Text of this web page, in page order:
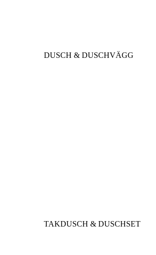
DUSCH & DUSCHVÄGG
TAKDUSCH & DUSCHSET